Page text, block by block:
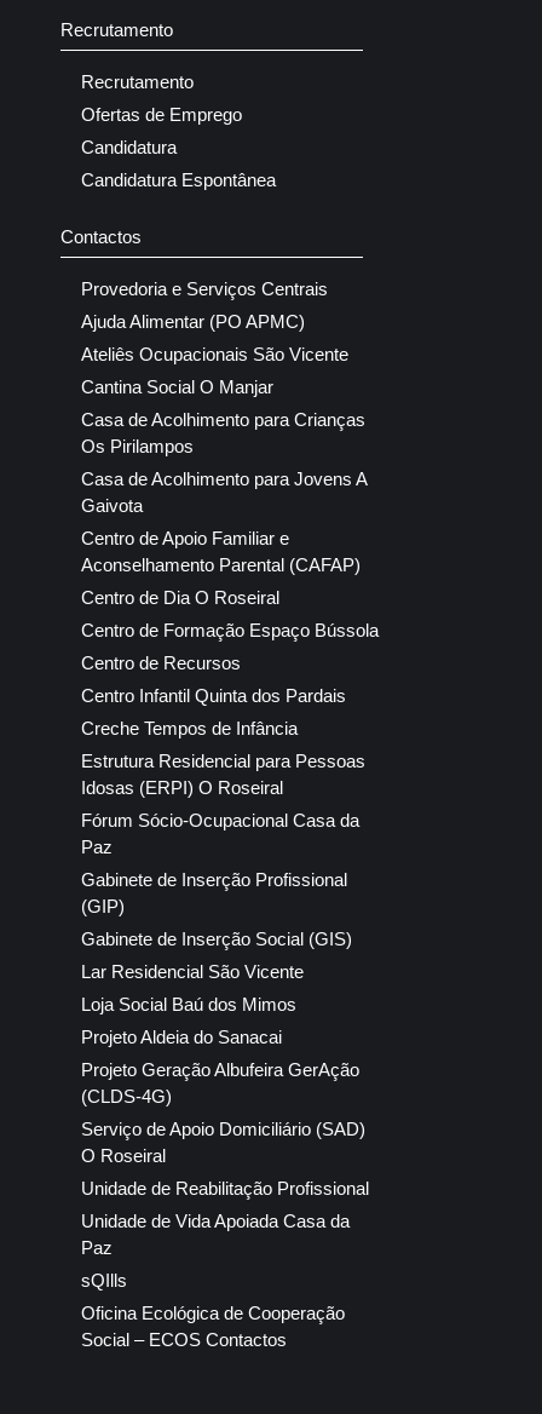
Recrutamento
Recrutamento
Ofertas de Emprego
Candidatura
Candidatura Espontânea
Contactos
Provedoria e Serviços Centrais
Ajuda Alimentar (PO APMC)
Ateliês Ocupacionais São Vicente
Cantina Social O Manjar
Casa de Acolhimento para Crianças
Os Pirilampos
Casa de Acolhimento para Jovens A
Gaivota
Centro de Apoio Familiar e
Aconselhamento Parental (CAFAP)
Centro de Dia O Roseiral
Centro de Formação Espaço Bússola
Centro de Recursos
Centro Infantil Quinta dos Pardais
Creche Tempos de Infância
Estrutura Residencial para Pessoas
Idosas (ERPI) O Roseiral
Fórum Sócio-Ocupacional Casa da
Paz
Gabinete de Inserção Profissional
(GIP)
Gabinete de Inserção Social (GIS)
Lar Residencial São Vicente
Loja Social Baú dos Mimos
Projeto Aldeia do Sanacai
Projeto Geração Albufeira GerAção
(CLDS-4G)
Serviço de Apoio Domiciliário (SAD)
O Roseiral
Unidade de Reabilitação Profissional
Unidade de Vida Apoiada Casa da
Paz
sQIlls
Oficina Ecológica de Cooperação
Social – ECOS Contactos